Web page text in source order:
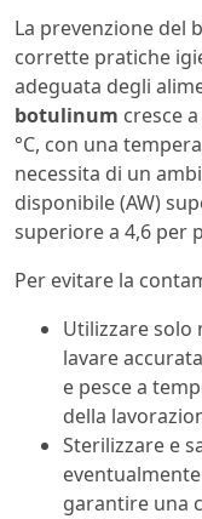
La prevenzione del
corrette pratiche
adeguata degli
botulinum cresce
°C, con una
necessita di un
disponibile (AW)
superiore a 4,6 per
Per evitare la
Utilizzare solo
lavare
e pesce a
della
Sterilizzare e
garantire una